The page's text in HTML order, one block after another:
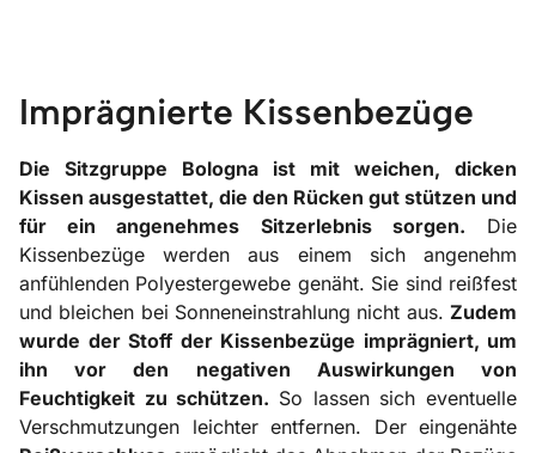
Imprägnierte Kissenbezüge
Die Sitzgruppe Bologna ist mit weichen, dicken
Kissen ausgestattet, die den Rücken gut stützen und
für ein angenehmes Sitzerlebnis sorgen. Die
Kissenbezüge werden aus einem sich angenehm
anfühlenden Polyestergewebe genäht. Sie sind reißfest
und bleichen bei Sonneneinstrahlung nicht aus. Zudem
wurde der Stoff der Kissenbezüge imprägniert, um
ihn vor den negativen Auswirkungen von
Feuchtigkeit zu schützen. So lassen sich eventuelle
Verschmutzungen leichter entfernen. Der eingenähte